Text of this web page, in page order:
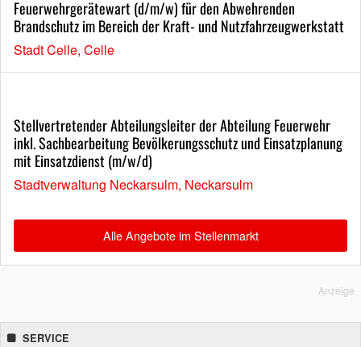
Feuerwehrgerätewart (d/m/w) für den Abwehrenden
Brandschutz im Bereich der Kraft- und Nutzfahrzeugwerkstatt
Stadt Celle, Celle
Stellvertretender Abteilungsleiter der Abteilung Feuerwehr
inkl. Sachbearbeitung Bevölkerungsschutz und Einsatzplanung
mit Einsatzdienst (m/w/d)
Stadtverwaltung Neckarsulm, Neckarsulm
Alle Angebote im Stellenmarkt
Anzeige
SERVICE